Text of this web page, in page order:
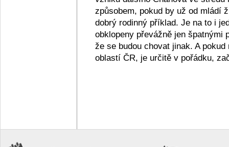
způsobem, pokud by už od mládí
dobrý rodinný příklad. Je na to i
obklopeny převážně jen špatnými
že se budou chovat jinak. A
oblastí ČR, je určitě v pořádku,